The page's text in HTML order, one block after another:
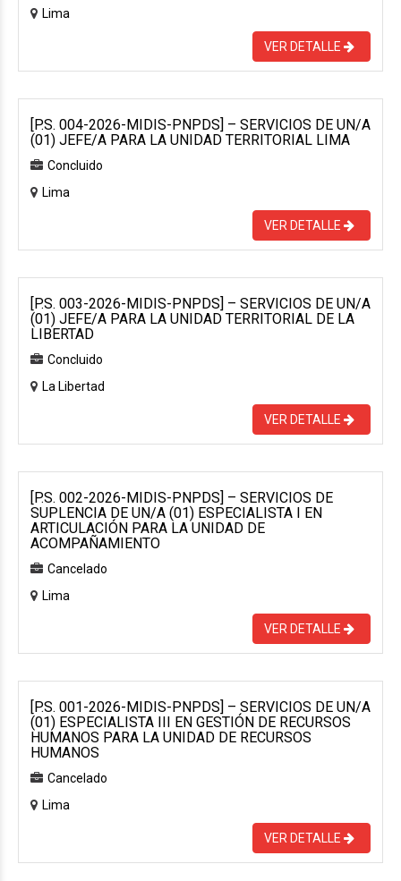
Lima
VER DETALLE
[P.S. 004-2026-MIDIS-PNPDS] – SERVICIOS DE UN/A
(01) JEFE/A PARA LA UNIDAD TERRITORIAL LIMA
Concluido
Lima
VER DETALLE
[P.S. 003-2026-MIDIS-PNPDS] – SERVICIOS DE UN/A
(01) JEFE/A PARA LA UNIDAD TERRITORIAL DE LA
LIBERTAD
Concluido
La Libertad
VER DETALLE
[P.S. 002-2026-MIDIS-PNPDS] – SERVICIOS DE
SUPLENCIA DE UN/A (01) ESPECIALISTA I EN
ARTICULACIÓN PARA LA UNIDAD DE
ACOMPAÑAMIENTO
Cancelado
Lima
VER DETALLE
[P.S. 001-2026-MIDIS-PNPDS] – SERVICIOS DE UN/A
(01) ESPECIALISTA III EN GESTIÓN DE RECURSOS
HUMANOS PARA LA UNIDAD DE RECURSOS
HUMANOS
Cancelado
Lima
VER DETALLE